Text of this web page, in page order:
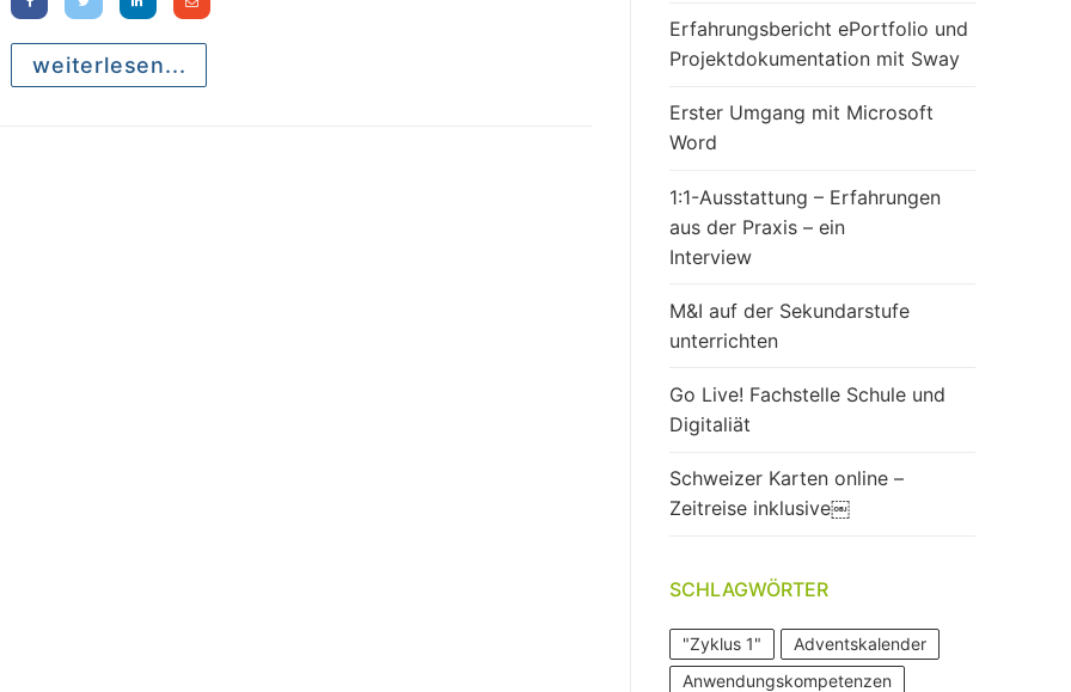
weiterlesen...
Erfahrungsbericht ePortfolio und
Projektdokumentation mit Sway
Erster Umgang mit Microsoft
Word
1:1-Ausstattung – Erfahrungen
aus der Praxis – ein
Interview
M&I auf der Sekundarstufe
unterrichten
Go Live! Fachstelle Schule und
Digitaliät
Schweizer Karten online –
Zeitreise inklusive￼
SCHLAGWÖRTER
"Zyklus 1"
Adventskalender
Anwendungskompetenzen